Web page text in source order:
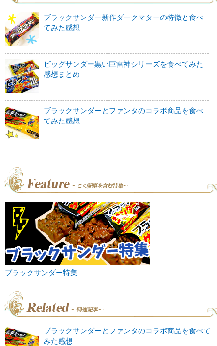
ブラックサンダー新作ダークマターの特徴と食べ
てみた感想
ビッグサンダー黒い巨雷神シリーズを食べてみた
感想まとめ
ブラックサンダーとファンタのコラボ商品を食べ
てみた感想
ブラックサンダー特集
ブラックサンダーとファンタのコラボ商品を食べて
みた感想